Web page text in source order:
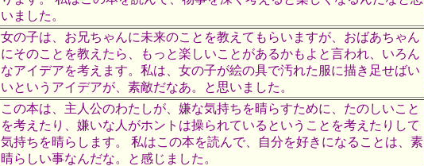
いました。
女の子は、お兄ちゃんに未来のことを教えてもらいますが、おばあちゃん
にそのことを教えたら、もっと楽しいことがあるかもよと言われ、いろん
なアイデアを考えます。私は、女の子が絵の具で汚れた服に描き足せばい
いというアイデアが、素敵だなあ。と思いました。
この本は、主人公のわたしが、嫌な気持ちを晴らすために、たのしいこと
を考えたり、嫌いな人がホントは操られているということを考えたりして
気持ちを晴らします。 私はこの本を読んで、自分を好きになることは、素
晴らしい事なんだな。と感じました。